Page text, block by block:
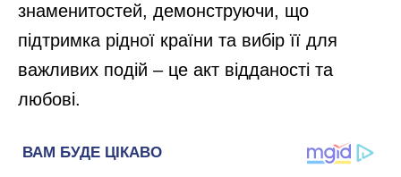
знаменитостей, демонструючи, що
підтримка рідної країни та вибір її для
важливих подій – це акт відданості та
любові.